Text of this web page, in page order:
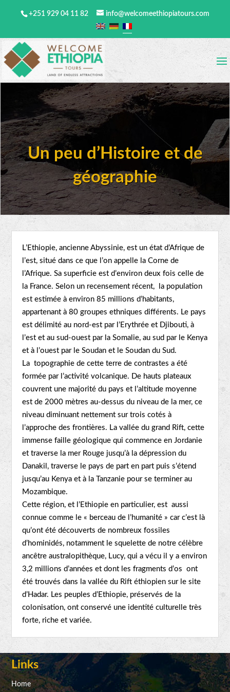
+251 929 04 11 82 info@welcomeethiopiatours.com
Un peu d’Histoire et de
géographie
L’Ethiopie, ancienne Abyssinie, est un état d’Afrique de
l’est, situé dans ce que l’on appelle la Corne de
l’Afrique. Sa superficie est d’environ deux fois celle de
la France. Selon un recensement récent, la population
est estimée à environ 85 millions d’habitants,
appartenant à 80 groupes ethniques différents. Le pays
est délimité au nord-est par l’Erythrée et Djibouti, à
l’est et au sud-ouest par la Somalie, au sud par le Kenya
et à l’ouest par le Soudan et le Soudan du Sud.
La topographie de cette terre de contrastes a été
formée par l’activité volcanique. De hauts plateaux
couvrent une majorité du pays et l’altitude moyenne
est de 2000 mètres au-dessus du niveau de la mer, ce
niveau diminuant nettement sur trois cotés à
l’approche des frontières. La vallée du grand Rift, cette
immense faille géologique qui commence en Jordanie
et traverse la mer Rouge jusqu’à la dépression du
Danakil, traverse le pays de part en part puis s’étend
jusqu’au Kenya et à la Tanzanie pour se terminer au
Mozambique.
Cette région, et l’Ethiopie en particulier, est aussi
connue comme le « berceau de l’humanité » car c’est là
qu’ont été découverts de nombreux fossiles
d’hominidés, notamment le squelette de notre célèbre
ancêtre australopithèque, Lucy, qui a vécu il y a environ
3,2 millions d’années et dont les fragments d’os ont
été trouvés dans la vallée du Rift éthiopien sur le site
d’Hadar. Les peuples d’Ethiopie, préservés de la
colonisation, ont conservé une identité culturelle très
forte, riche et variée.
Links
Home